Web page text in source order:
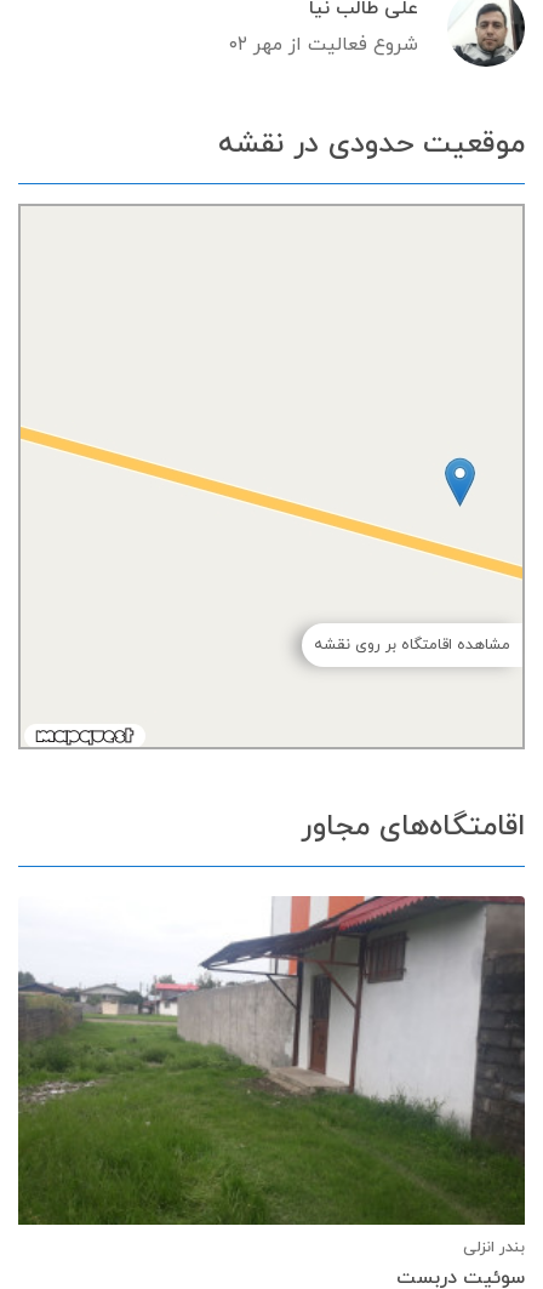
علی طالب نیا
شروع فعالیت از مهر ۰۲
موقعیت حدودی در نقشه
مشاهده اقامتگاه بر روی نقشه
اقامتگاه‌های مجاور
بندر انزلی
سوئیت دربست